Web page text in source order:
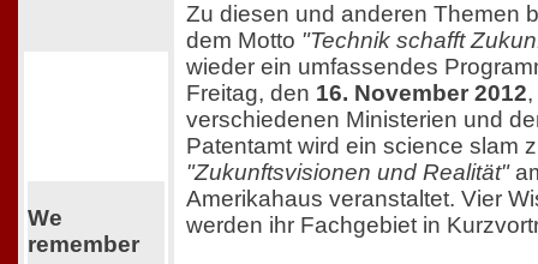
We
remember
Zu diesen und anderen Themen
dem Motto "Technik schafft
wieder ein umfassendes
Freitag, den 16. November 2012
verschiedenen Ministerien und
Patentamt wird ein science slam
"Zukunftsvisionen und Realität"
Amerikahaus veranstaltet. Vier
werden ihr Fachgebiet in